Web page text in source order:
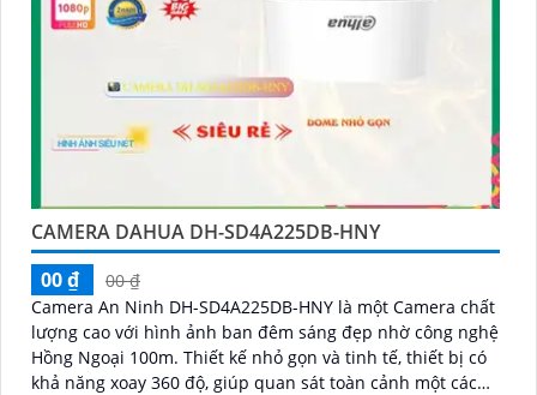
CAMERA DAHUA DH-SD4A225DB-HNY
00 ₫
00 ₫
Camera An Ninh DH-SD4A225DB-HNY là một Camera chất
lượng cao với hình ảnh ban đêm sáng đẹp nhờ công nghệ
Hồng Ngoại 100m. Thiết kế nhỏ gọn và tinh tế, thiết bị có
khả năng xoay 360 độ, giúp quan sát toàn cảnh một cách